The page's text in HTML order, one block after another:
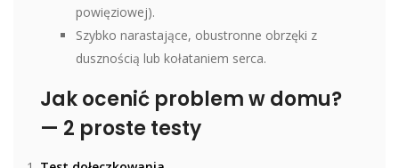
powięziowej).
Szybko narastające, obustronne obrzęki z
dusznością lub kołataniem serca.
Jak ocenić problem w domu?
— 2 proste testy